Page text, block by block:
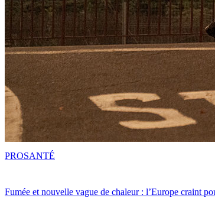
Fumée et nouvelle vague de chaleur : l’Europe craint
PROSANTÉ